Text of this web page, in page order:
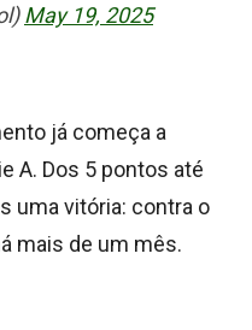
May 19, 2025
já começa a
A. Dos 5 pontos até
uma vitória: contra o
mais de um mês.